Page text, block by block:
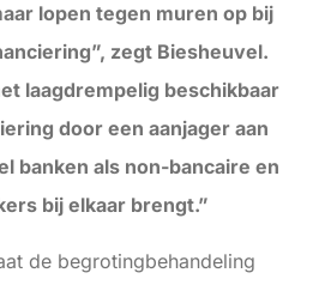
lopen tegen muren op bij
zegt Biesheuvel.
laagdrempelig beschikbaar
door een aanjager aan
banken als non-bancaire en
bij elkaar brengt.”
de begrotingbehandeling